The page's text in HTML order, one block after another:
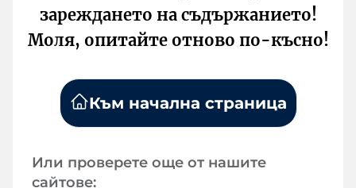
зареждането на съдържанието!
Моля, опитайте отново по-късно!
Към начална страница
Или проверете още от нашите
сайтове: